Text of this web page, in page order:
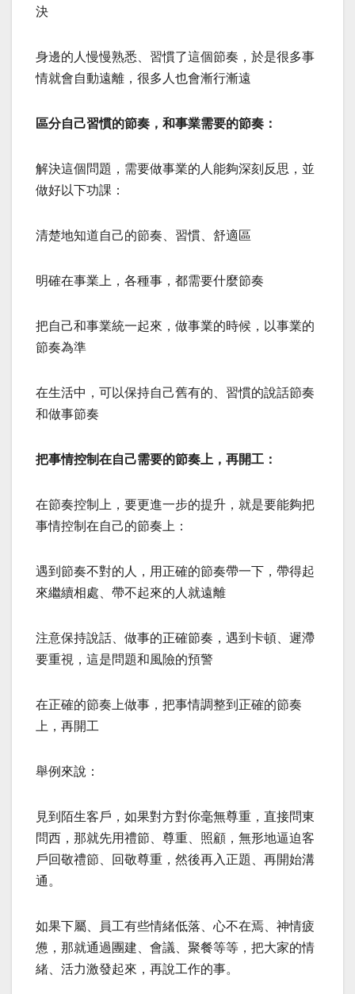
決
身邊的人慢慢熟悉、習慣了這個節奏，於是很多事
情就會自動遠離，很多人也會漸行漸遠
區分自己習慣的節奏，和事業需要的節奏：
解決這個問題，需要做事業的人能夠深刻反思，並
做好以下功課：
清楚地知道自己的節奏、習慣、舒適區
明確在事業上，各種事，都需要什麼節奏
把自己和事業統一起來，做事業的時候，以事業的
節奏為準
在生活中，可以保持自己舊有的、習慣的說話節奏
和做事節奏
把事情控制在自己需要的節奏上，再開工：
在節奏控制上，要更進一步的提升，就是要能夠把
事情控制在自己的節奏上：
遇到節奏不對的人，用正確的節奏帶一下，帶得起
來繼續相處、帶不起來的人就遠離
注意保持說話、做事的正確節奏，遇到卡頓、遲滯
要重視，這是問題和風險的預警
在正確的節奏上做事，把事情調整到正確的節奏
上，再開工
舉例來說：
見到陌生客戶，如果對方對你毫無尊重，直接問東
問西，那就先用禮節、尊重、照顧，無形地逼迫客
戶回敬禮節、回敬尊重，然後再入正題、再開始溝
通。
如果下屬、員工有些情緒低落、心不在焉、神情疲
憊，那就通過團建、會議、聚餐等等，把大家的情
緒、活力激發起來，再說工作的事。